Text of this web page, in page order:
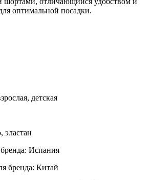
оптимальной посадки.
детская
эластан
Испания
бренда: Китай